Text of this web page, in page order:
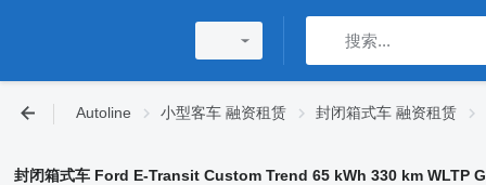
Autoline 小型客车 融资租赁 封闭箱式车 融资租赁
封闭箱式车 Ford E-Transit Custom Trend 65 kWh 330 km WLTP